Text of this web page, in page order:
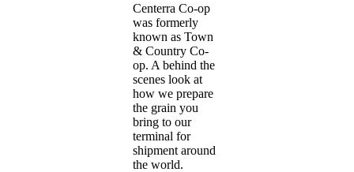
Centerra Co-op
was formerly
known as Town
& Country Co-
op. A behind the
scenes look at
how we prepare
the grain you
bring to our
terminal for
shipment around
the world.